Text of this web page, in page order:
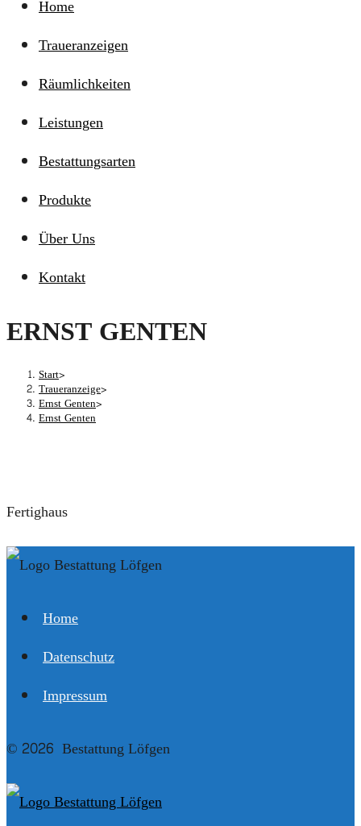
Home
Traueranzeigen
Räumlichkeiten
Leistungen
Bestattungsarten
Produkte
Über Uns
Kontakt
ERNST GENTEN
Start>
Traueranzeige>
Ernst Genten>
Ernst Genten
Fertighaus
Home
Datenschutz
Impressum
© 2026 Bestattung Löfgen